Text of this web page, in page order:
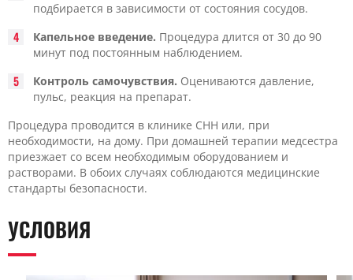
подбирается в зависимости от состояния сосудов.
Капельное введение. Процедура длится от 30 до 90
минут под постоянным наблюдением.
Контроль самочувствия. Оцениваются давление,
пульс, реакция на препарат.
Процедура проводится в клинике CHH или, при
необходимости, на дому. При домашней терапии медсестра
приезжает со всем необходимым оборудованием и
растворами. В обоих случаях соблюдаются медицинские
стандарты безопасности.
УСЛОВИЯ